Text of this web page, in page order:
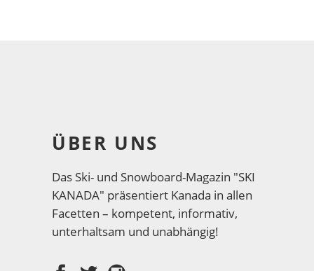
ÜBER UNS
Das Ski- und Snowboard-Magazin "SKI
KANADA" präsentiert Kanada in allen
Facetten – kompetent, informativ,
unterhaltsam und unabhängig!